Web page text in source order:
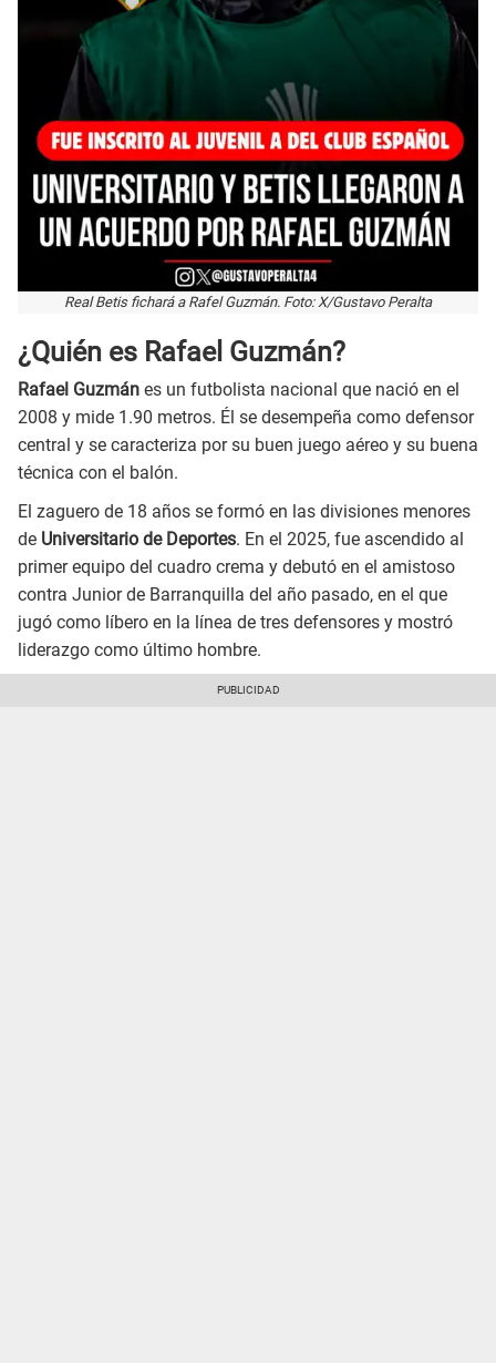
Real Betis fichará a Rafel Guzmán. Foto: X/Gustavo Peralta
¿Quién es Rafael Guzmán?
Rafael Guzmán es un futbolista nacional que nació en el
2008 y mide 1.90 metros. Él se desempeña como defensor
central y se caracteriza por su buen juego aéreo y su buena
técnica con el balón.
El zaguero de 18 años se formó en las divisiones menores
de Universitario de Deportes. En el 2025, fue ascendido al
primer equipo del cuadro crema y debutó en el amistoso
contra Junior de Barranquilla del año pasado, en el que
jugó como líbero en la línea de tres defensores y mostró
liderazgo como último hombre.